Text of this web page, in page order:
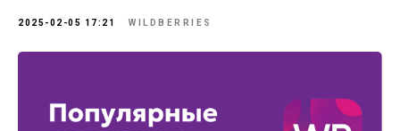
2025-02-05 17:21 WILDBERRIES